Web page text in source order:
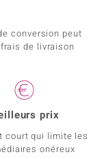
conversion peut
de livraison
prix
court qui limite les
onéreux